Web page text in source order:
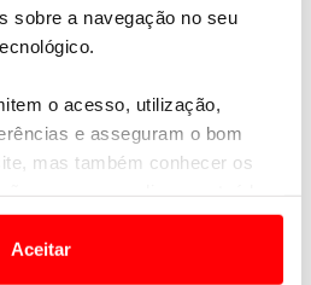
sobre a navegação no seu
o acesso, utilização,
e asseguram o bom
mas também conhecer os
produtos e/ou serviços.
destas tecnologias
Aceitar
Golf Club. Golf Courses